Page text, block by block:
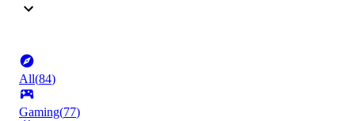
All(84)
Gaming(77)